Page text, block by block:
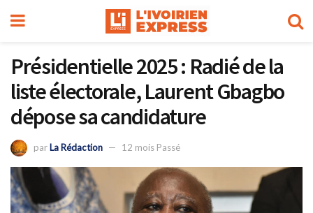
Présidentielle 2025 : Radié de la
liste électorale, Laurent Gbagbo
dépose sa candidature
parLa Rédaction 12 mois Passé